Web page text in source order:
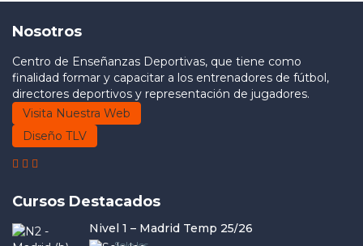
Nosotros
Centro de Enseñanzas Deportivas, que tiene como
finalidad formar y capacitar a los entrenadores de fútbol,
directores deportivos y representación de jugadores.
Visita Nuestra Web
Diseño TLV
Cursos Destacados
Nivel 1 – Madrid Temp 25/26